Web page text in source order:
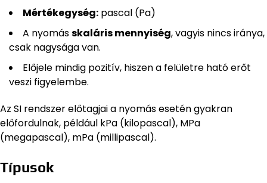
Mértékegység: pascal (Pa)
A nyomásskaláris mennyiség, vagyis nincs iránya,
csak nagysága van.
Előjele mindig pozitív, hiszen a felületre ható erőt
veszi figyelembe.
Az SI rendszer előtagjai a nyomás esetén gyakran
előfordulnak, például kPa (kilopascal), MPa
(megapascal), mPa (millipascal).
Típusok